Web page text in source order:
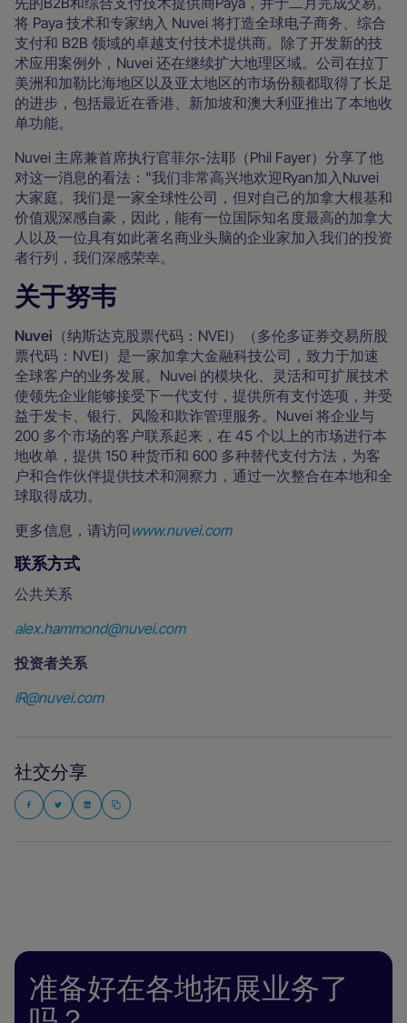
将 Paya 技术和专家纳入 Nuvei 将打造全球电子商务、综合
支付和 B2B 领域的卓越支付技术提供商。除了开发新的技
术应用案例外，Nuvei 还在继续扩大地理区域。公司在拉丁
美洲和加勒比海地区以及亚太地区的市场份额都取得了长足
的进步，包括最近在香港、新加坡和澳大利亚推出了本地收
单功能。
Nuvei 主席兼首席执行官菲尔-法耶（Phil Fayer）分享了他
对这一消息的看法："我们非常高兴地欢迎Ryan加入Nuvei
大家庭。我们是一家全球性公司，但对自己的加拿大根基和
价值观深感自豪，因此，能有一位国际知名度最高的加拿大
人以及一位具有如此著名商业头脑的企业家加入我们的投资
者行列，我们深感荣幸。
关于努韦
Nuvei （纳斯达克股票代码：NVEI）（多伦多证券交易所股
票代码：NVEI）是一家加拿大金融科技公司，致力于加速
全球客户的业务发展。Nuvei 的模块化、灵活和可扩展技术
使领先企业能够接受下一代支付，提供所有支付选项，并受
益于发卡、银行、风险和欺诈管理服务。Nuvei 将企业与
200 多个市场的客户联系起来，在 45 个以上的市场进行本
地收单，提供 150 种货币和 600 多种替代支付方法，为客
户和合作伙伴提供技术和洞察力，通过一次整合在本地和全
球取得成功。
更多信息，请访问www.nuvei.com
联系方式
公共关系
alex.hammond@nuvei.com
投资者关系
IR@nuvei.com
社交分享
准备好在各地拓展业务了